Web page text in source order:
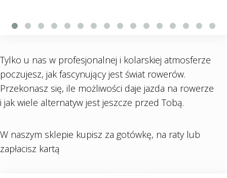
Tylko u nas w profesjonalnej i kolarskiej atmosferze
poczujesz, jak fascynujący jest świat rowerów.
Przekonasz się, ile możliwości daje jazda na rowerze
i jak wiele alternatyw jest jeszcze przed Tobą.
W naszym sklepie kupisz za gotówkę, na raty lub
zapłacisz kartą